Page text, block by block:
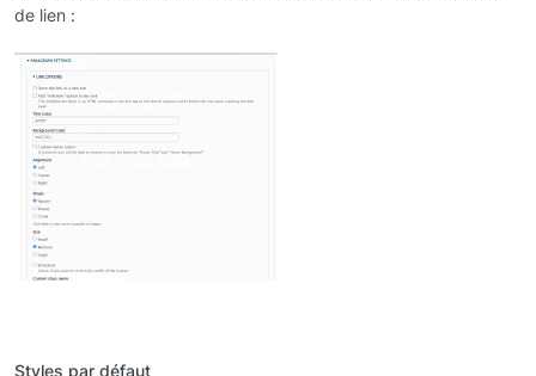
de lien :
Image
Styles par défaut